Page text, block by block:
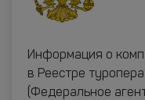
Информация о
в Реестре
(Федеральное